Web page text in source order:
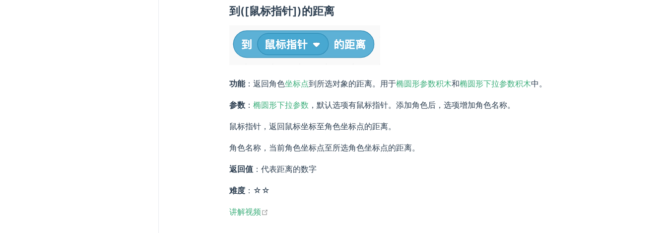
到([鼠标指针])的距离
功能：返回角色坐标点到所选对象的距离。用于椭圆形参数积木和椭圆形下拉参数积木中。
参数 ： 椭圆形下拉参数 ，默认选项有鼠标指针。添加角色后，选项增加角色名称。
鼠标指针，返回鼠标坐标至角色坐标点的距离。
角色名称，当前角色坐标点至所选角色坐标点的距离。
返回值 ：代表距离的数字
难度 ：☆☆
讲解视频